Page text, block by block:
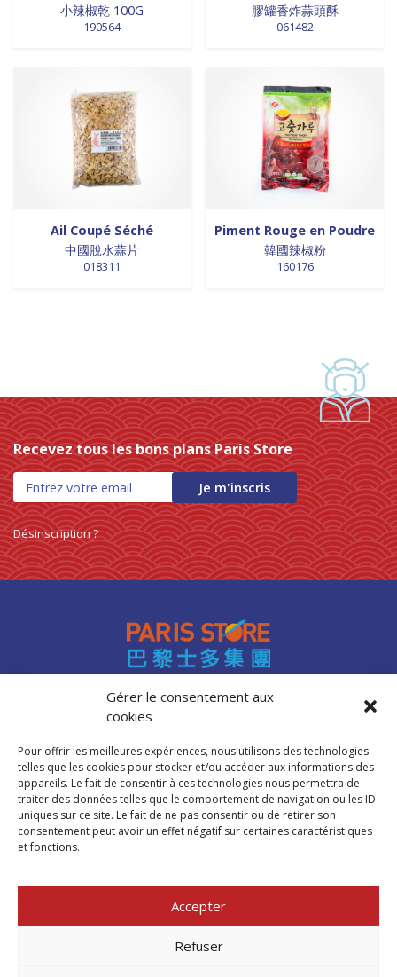
Gérer le consentement aux
cookies
Pour offrir les meilleures expériences, nous utilisons des technologies
telles que les cookies pour stocker et/ou accéder aux informations des
appareils. Le fait de consentir à ces technologies nous permettra de
traiter des données telles que le comportement de navigation ou les ID
uniques sur ce site. Le fait de ne pas consentir ou de retirer son
consentement peut avoir un effet négatif sur certaines caractéristiques
et fonctions.
Accepter
Refuser
小辣椒乾 100G
190564
膠罐香炸蒜頭酥
061482
Ail Coupé Séché
中國脫水蒜片
018311
Piment Rouge en Poudre
韓國辣椒粉
160176
Recevez tous les bons plans Paris Store
Je m'inscris
Désinscription ?
Accès professionnels
FAQ
Mentions légales
Politique de cookies (UE)
magasin Paris Store
Où nous trouver